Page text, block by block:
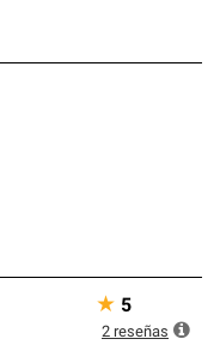
★ 5
2 reseñas